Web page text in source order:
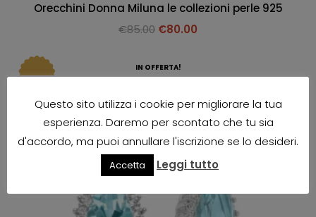
Orecchini Donna Miluna le collezioni perle 925
€85.00 €80.00
IN OFFERTA!
Questo sito utilizza i cookie per migliorare la tua
esperienza. Daremo per scontato che tu sia
d'accordo, ma puoi annullare l'iscrizione se lo desideri.
Accetta Leggi tutto